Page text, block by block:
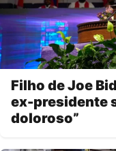
Filho de Joe
ex-presidente
doloroso”